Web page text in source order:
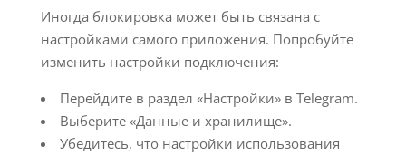
Иногда блокировка может быть связана с
настройками самого приложения. Попробуйте
изменить настройки подключения:
Перейдите в раздел «Настройки» в Telegram.
Выберите «Данные и хранилище».
Убедитесь, что настройки использования